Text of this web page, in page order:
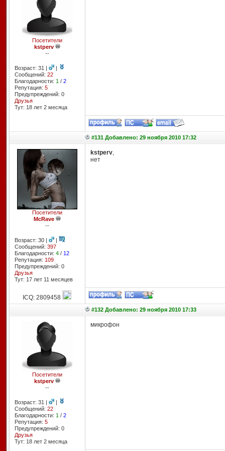
Посетители
kstperv
--
Возраст: 31 |
|
Сообщений: 22
Благодарности: 1 / 2
Репутация: 5
Предупреждений: 0
Друзья
Тут: 18 лет 2 месяцa
#131 Добавлено: 29 ноября 2010 17:32
Посетители
McRave
--
Возраст: 30 |
|
Сообщений: 397
Благодарности: 4/ 12
Репутация: 109
Предупреждений: 0
Друзья
Тут: 17 лет 11 месяцев
kstperv,
нет
ICQ: 2809458
#132 Добавлено: 29 ноября 2010 17:33
Посетители
kstperv
--
Возраст: 31 |
|
Сообщений: 22
Благодарности: 1 / 2
Репутация: 5
Предупреждений: 0
Друзья
Тут: 18 лет 2 месяцa
микрофон